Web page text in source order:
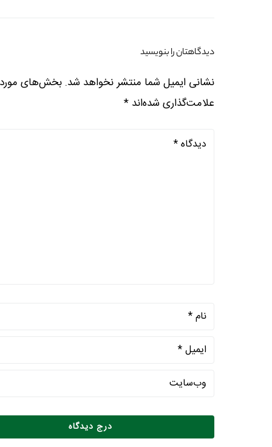
دیدگاهتان را بنویسید
نشانی ایمیل شما منتشر نخواهد شد. بخش‌های
علامت‌گذاری شده‌اند *